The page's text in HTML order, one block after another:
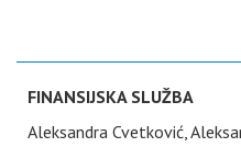
FINANSIJSKA SLUŽBA
Aleksandra Cvetković,